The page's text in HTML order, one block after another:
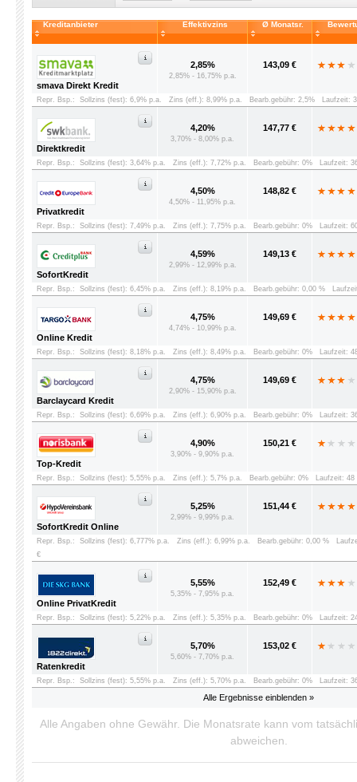
Kreditanbieter Effektivzins Ø Monatsr.
Alle Ergebnisse einblenden »
smava Direkt Kredit
2,85%
2,85% - 16,75% p.a.
143,09 €
Repr. Bsp.: Sollzins (fest): 6,9% p.a. Zins (eff.): 8,99% p.a. Bearb.gebühr: 2,5% Laufzeit:
Direktkredit
4,20%
3,70% - 8,00% p.a.
147,77 €
Repr. Bsp.: Sollzins (fest): 3,64% p.a. Zins (eff.): 7,72% p.a. Bearb.gebühr: 0% Laufzeit:
Privatkredit
4,50%
4,50% - 11,95% p.a.
148,82 €
Repr. Bsp.: Sollzins (fest): 7,49% p.a. Zins (eff.): 7,75% p.a. Bearb.gebühr: 0% Laufzeit:
SofortKredit
4,59%
2,99% - 12,99% p.a.
149,13 €
Repr. Bsp.: Sollzins (fest): 6,45% p.a. Zins (eff.): 8,19% p.a. Bearb.gebühr: 0,00 %
Online Kredit
4,75%
4,74% - 10,99% p.a.
149,69 €
Repr. Bsp.: Sollzins (fest): 8,18% p.a. Zins (eff.): 8,49% p.a. Bearb.gebühr: 0% Laufzeit:
Barclaycard Kredit
4,75%
2,90% - 15,90% p.a.
149,69 €
Repr. Bsp.: Sollzins (fest): 6,69% p.a. Zins (eff.): 6,90% p.a. Bearb.gebühr: 0% Laufzeit:
Top-Kredit
4,90%
3,90% - 9,90% p.a.
150,21 €
Repr. Bsp.: Sollzins (fest): 5,55% p.a. Zins (eff.): 5,7% p.a. Bearb.gebühr: 0% Laufzeit: 48
SofortKredit Online
5,25%
2,99% - 9,99% p.a.
151,44 €
Repr. Bsp.: Sollzins (fest): 6,777% p.a. Zins (eff.): 6,99% p.a. Bearb.gebühr: 0,00 %
€
Online PrivatKredit
5,55%
5,35% - 7,95% p.a.
152,49 €
Repr. Bsp.: Sollzins (fest): 5,22% p.a. Zins (eff.): 5,35% p.a. Bearb.gebühr: 0% Laufzeit:
Ratenkredit
5,70%
5,60% - 7,70% p.a.
153,02 €
Repr. Bsp.: Sollzins (fest): 5,55% p.a. Zins (eff.): 5,70% p.a. Bearb.gebühr: 0% Laufzeit:
Alle Angaben ohne Gewähr. Die Monatsrate kann vom
abweichen.